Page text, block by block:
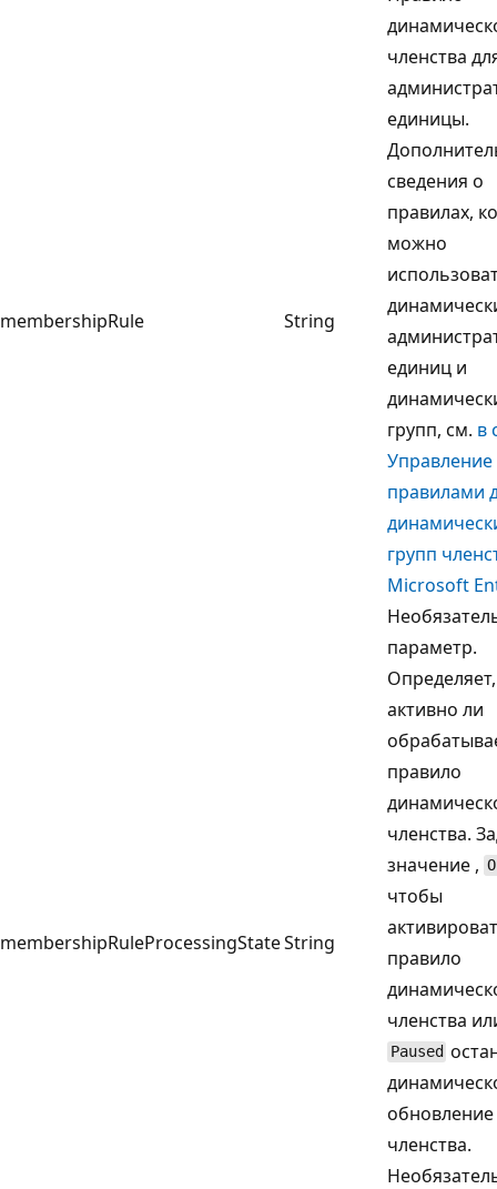
membershipRule String
членства
единицы.
сведения о
правилах,
можно
единиц и
групп, см. в
Управление
правилами
групп
Microsoft
параметр.
membershipRuleProcessingStateString
Определяет,
активно ли
правило
членства.
значение ,
чтобы
правило
членства
Paused
обновление
членства.